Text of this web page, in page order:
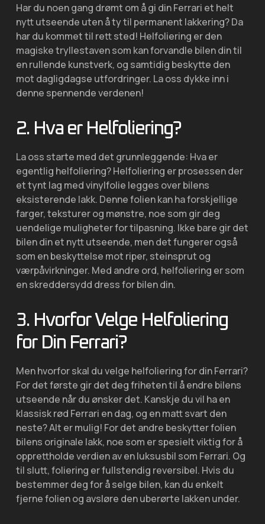
Har du noen gang drømt om å gi din Ferrari et helt
nytt utseende uten å ty til permanent lakkering? Da
har du kommet til rett sted! Helfoliering er den
magiske tryllestaven som kan forvandle bilen din til
en rullende kunstverk, og samtidig beskytte den
mot dagligdagse utfordringer. La oss dykke inn i
denne spennende verdenen!
2. Hva er Helfoliering?
La oss starte med det grunnleggende: Hva er
egentlig helfoliering? Helfoliering er prosessen der
et tynt lag med vinylfolie legges over bilens
eksisterende lakk. Denne folien kan ha forskjellige
farger, teksturer og mønstre, noe som gir deg
uendelige muligheter for tilpasning. Ikke bare gir det
bilen din et nytt utseende, men det fungerer også
som en beskyttelse mot riper, steinsprut og
værpåvirkninger. Med andre ord, helfoliering er som
en skreddersydd dress for bilen din.
3. Hvorfor Velge Helfoliering
for Din Ferrari?
Men hvorfor skal du velge helfoliering for din Ferrari?
For det første gir det deg friheten til å endre bilens
utseende når du ønsker det. Kanskje du vil ha en
klassisk rød Ferrari en dag, og en matt svart den
neste? Alt er mulig! For det andre beskytter folien
bilens originale lakk, noe som er spesielt viktig for å
opprettholde verdien av en luksusbil som Ferrari. Og
til slutt, foliering er fullstendig reversibel. Hvis du
bestemmer deg for å selge bilen, kan du enkelt
fjerne folien og avsløre den uberørte lakken under.